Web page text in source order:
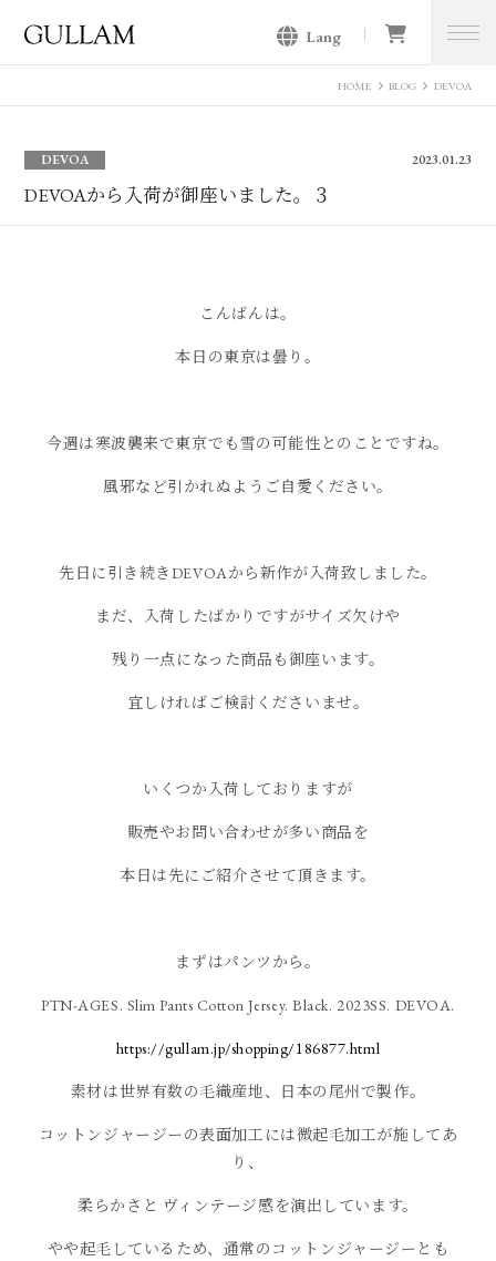
Lang
HOME BLOG DEVOA
DEVOA 2023.01.23
DEVOAから入荷が御座いました。３
こんばんは。
本日の東京は曇り。
今週は寒波襲来で東京でも雪の可能性とのことですね。
風邪など引かれぬようご自愛ください。
先日に引き続きDEVOAから新作が入荷致しました。
まだ、入荷したばかりですがサイズ欠けや
残り一点になった商品も御座います。
宜しければご検討くださいませ。
いくつか入荷しておりますが
販売やお問い合わせが多い商品を
本日は先にご紹介させて頂きます。
まずはパンツから。
PTN-AGES. Slim Pants Cotton Jersey. Black. 2023SS. DEVOA.
https://gullam.jp/shopping/186877.html
素材は世界有数の毛織産地、日本の尾州で製作。
コットンジャージーの表面加工には微起毛加工が施してあ
り、
柔らかさと ヴィンテージ感を演出しています。
やや起毛しているため、通常のコットンジャージーとも